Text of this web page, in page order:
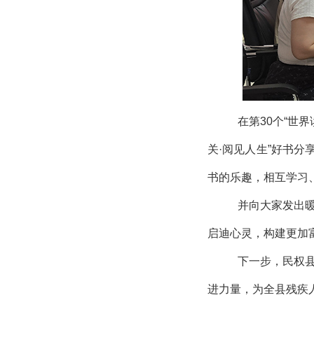
在第30个“世
关·阅见人生”好书
书的乐趣，相互学习
并向大家发出
启迪心灵，构建更加
下一步，民权
进力量，为全县残疾